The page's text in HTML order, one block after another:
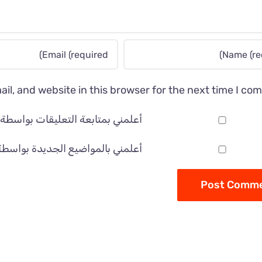
and website in this browser for the next time I
أعلمني بمتابعة التعليقات بواسطة
أعلمني بالمواضيع الجديدة بواسطة